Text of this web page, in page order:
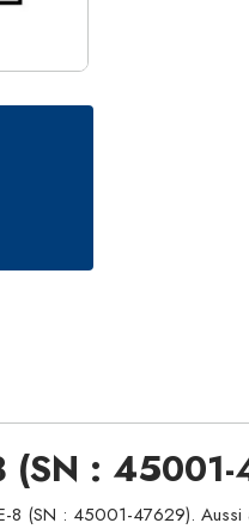
(SN :
(SN : 45001-47629).